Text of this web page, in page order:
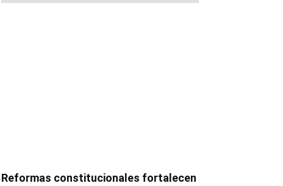
Reformas constitucionales fortalecen